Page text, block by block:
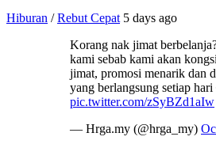
Hiburan /Rebut Cepat 5 days ago
Korang nak jimat
kami sebab kami akan
jimat, promosi menarik dan
yang berlangsung setiap
pic.twitter.com/zSyBZd1aIw
— Hrga.my (@hrga_my)